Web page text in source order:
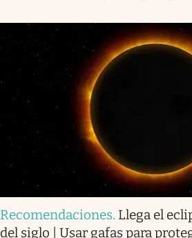
Recomendaciones. Llega el
del siglo | Usar gafas para